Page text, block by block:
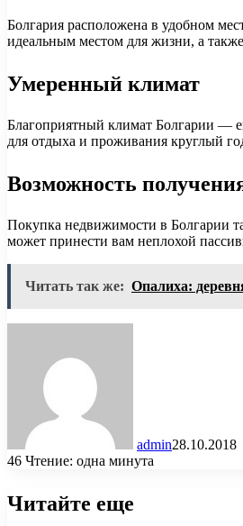
Болгария расположена в удобном
идеальным местом для жизни, а
Умеренный климат
Благоприятный климат Болгарии —
для отдыха и проживания круглый
Возможность
Покупка недвижимости в Болгарии
может принести вам неплохой
Читать так же: Опалиха:
admin28.10.2018
46 Чтение: одна минута
Читайте еще